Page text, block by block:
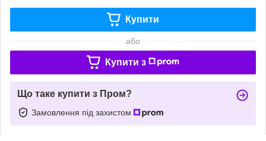
Купити
або
Купити з
Що таке купити з Пром?
Замовлення під захистом